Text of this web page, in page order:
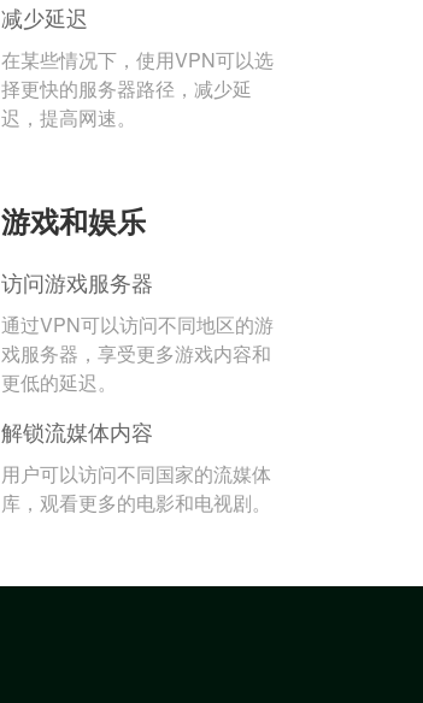
减少延迟
在某些情况下，使用VPN可以选
择更快的服务器路径，减少延
迟，提高网速。
游戏和娱乐
访问游戏服务器
通过VPN可以访问不同地区的游
戏服务器，享受更多游戏内容和
更低的延迟。
解锁流媒体内容
用户可以访问不同国家的流媒体
库，观看更多的电影和电视剧。